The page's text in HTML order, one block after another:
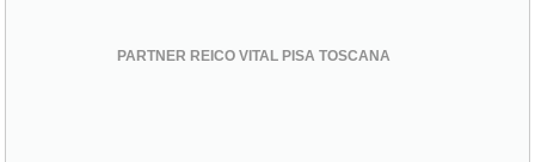
PARTNER REICO VITAL PISA TOSCANA